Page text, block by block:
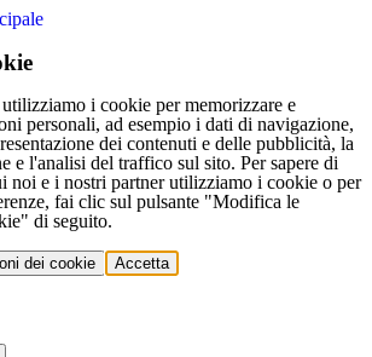
i cookie per memorizzare e
personali, ad esempio i dati di navigazione,
dei contenuti e delle pubblicità, la
e l'analisi del traffico sul sito. Per sapere di
noi e i nostri partner utilizziamo i cookie o per
fai clic sul pulsante "Modifica le
di seguito.
dei cookie Accetta